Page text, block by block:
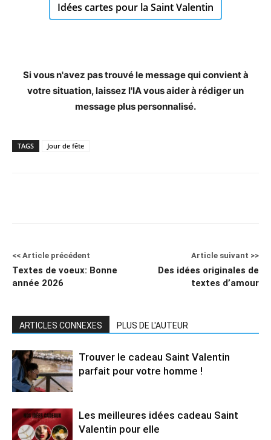
Idées cartes pour la Saint Valentin
Si vous n'avez pas trouvé le message qui convient à
votre situation, laissez l'IA vous aider à rédiger un
message plus personnalisé.
TAGS Jour de fête
<< Article précédent
Textes de voeux: Bonne
année 2026
Article suivant >>
Des idées originales de
textes d’amour
ARTICLES CONNEXES PLUS DE L'AUTEUR
Trouver le cadeau Saint Valentin
parfait pour votre homme !
Les meilleures idées cadeau Saint
Valentin pour elle